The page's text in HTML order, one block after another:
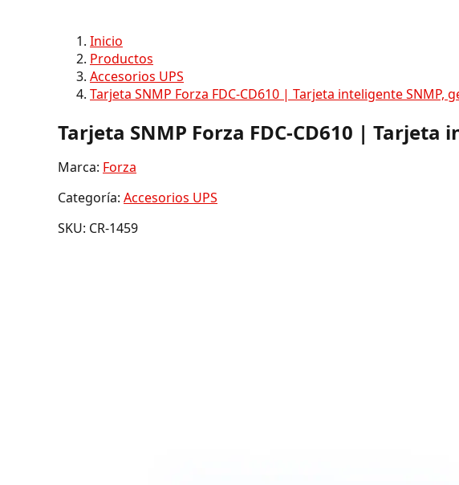
Inicio
Productos
Accesorios UPS
Tarjeta SNMP Forza FDC-CD610 | Tarjeta inteligente
Tarjeta SNMP Forza FDC-CD610 |
Marca: Forza
Categoría: Accesorios UPS
SKU: CR-1459